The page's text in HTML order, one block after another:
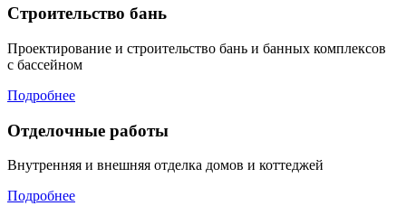
Строительство бань
Проектирование и строительство бань и банных комплексов
с бассейном
Подробнее
Отделочные работы
Внутренняя и внешняя отделка домов и коттеджей
Подробнее